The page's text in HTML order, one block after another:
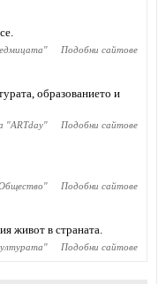
" Подобни сайтове
образованието и
"АRTday" Подобни сайтове
" Подобни сайтове
живот в страната.
" Подобни сайтове